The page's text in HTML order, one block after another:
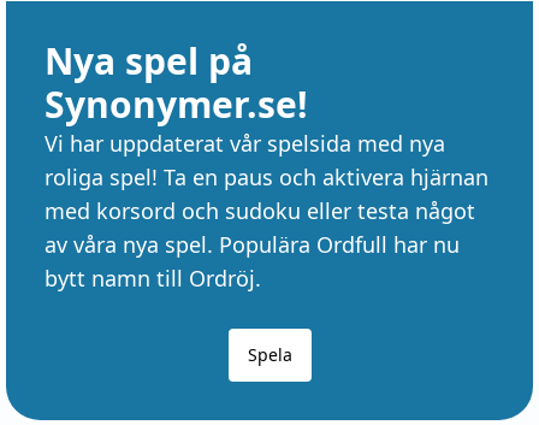
Nya spel på
Synonymer.se!
Vi har uppdaterat vår spelsida med nya
roliga spel! Ta en paus och aktivera hjärnan
med korsord och sudoku eller testa något
av våra nya spel. Populära Ordfull har nu
bytt namn till Ordröj.
Spela